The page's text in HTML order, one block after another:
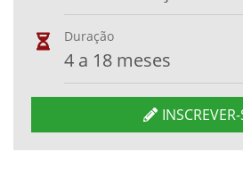
Duração
4 a 18 meses
INSCREVER-